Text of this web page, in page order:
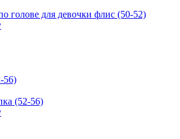
голове для девочки флис (50-52)
(52-56)